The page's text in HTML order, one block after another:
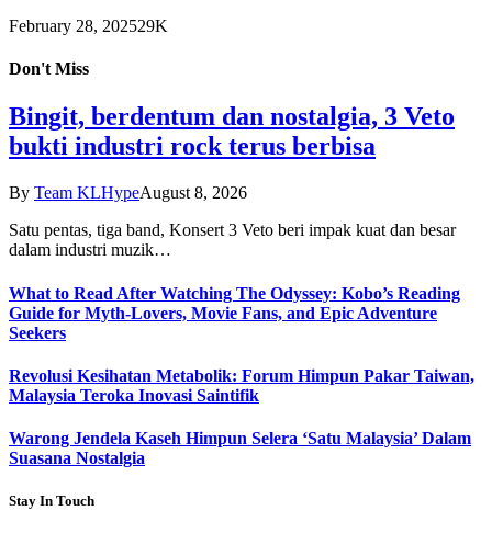
February 28, 202529K
Don't Miss
Bingit, berdentum dan nostalgia, 3 Veto
bukti industri rock terus berbisa
By Team KLHypeAugust 8, 2026
Satu pentas, tiga band, Konsert 3 Veto beri impak kuat dan besar
dalam industri muzik…
What to Read After Watching The Odyssey: Kobo’s Reading
Guide for Myth-Lovers, Movie Fans, and Epic Adventure
Seekers
Revolusi Kesihatan Metabolik: Forum Himpun Pakar Taiwan,
Malaysia Teroka Inovasi Saintifik
Warong Jendela Kaseh Himpun Selera ‘Satu Malaysia’ Dalam
Suasana Nostalgia
Stay In Touch